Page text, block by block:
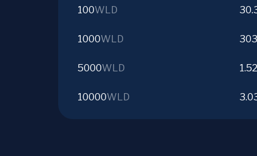
100WLD
1000WLD
5000WLD
10000WLD